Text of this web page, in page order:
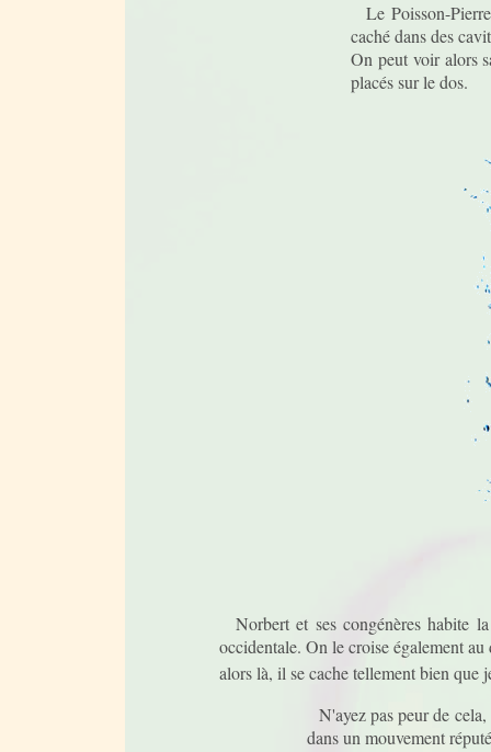
Le Poisson-
caché dans des
On peut voir alors
placés sur le dos.
Norbert et ses congénères habite
occidentale. On le croise également
alors là, il se cache tellement bien que
N'ayez pas peur de
dans un mouvement